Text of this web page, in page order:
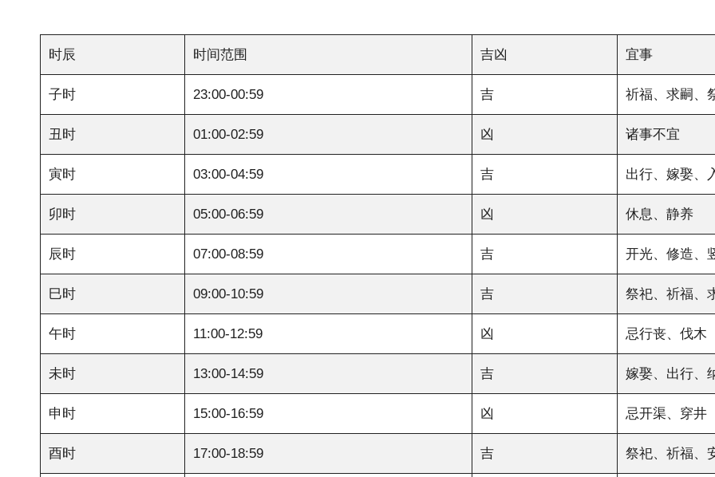
时辰 时间范围 吉凶 宜事
子时 23:00-00:59 吉 祈福、求嗣、
丑时 01:00-02:59 凶 诸事不宜
寅时 03:00-04:59 吉 出行、嫁娶、
卯时 05:00-06:59 凶 休息、静养
辰时 07:00-08:59 吉 开光、修造、
巳时 09:00-10:59 吉 祭祀、祈福、
午时 11:00-12:59 凶 忌行丧、伐木
未时 13:00-14:59 吉 嫁娶、出行、
申时 15:00-16:59 凶 忌开渠、穿井
酉时 17:00-18:59 吉 祭祀、祈福、